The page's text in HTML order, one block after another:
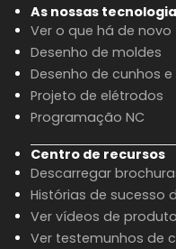
As nossas
Ver o que há de
Desenho de moldes
Desenho de cunhos
Projeto de elétrodos
Programação NC
Centro de recursos
Descarregar
Histórias de sucesso
Ver vídeos de
Ver testemunhos de